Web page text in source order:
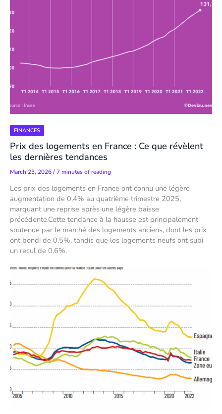
FINANCES
Prix des logements en France : Ce que révèlent
les dernières tendances
March 23, 2026/7 minutes of reading
Les prix des logements en France ont connu une légère
augmentation de 0,4% au quatrième trimestre 2025,
marquant une reprise après une légère baisse
précédente.Cette tendance à la hausse est principalement
soutenue par le marché des logements anciens, dont les prix
ont bondi de 0,5%, tandis que les logements neufs ont subi
un recul de 0,6%.